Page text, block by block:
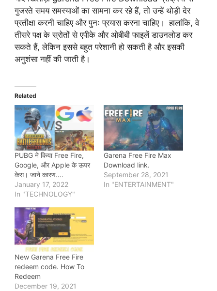
गुजरते समय समस्याओं का सामना कर रहे हैं, तो उन्हें थोड़ी देर
प्रतीक्षा करनी चाहिए और पुनः प्रयास करना चाहिए। हालांकि, वे
तीसरे पक्ष के स्रोतों से एपीके और ओबीबी फाइलें डाउनलोड कर
सकते हैं, लेकिन इससे बहुत परेशानी हो सकती है और इसकी
अनुशंसा नहीं की जाती है।
Related
PUBG ने किया Free Fire,
Google, और Apple के ऊपर
केस। जाने कारण….
January 17, 2022
In "TECHNOLOGY"
Garena Free Fire Max
Download link.
September 28, 2021
In "ENTERTAINMENT"
New Garena Free Fire
redeem code. How To
Redeem
December 19, 2021